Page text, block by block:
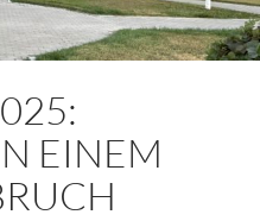
EINEM